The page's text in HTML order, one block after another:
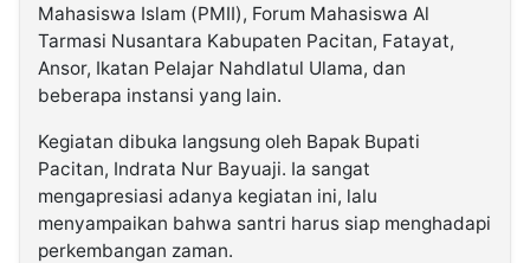
Mahasiswa Islam (PMII), Forum Mahasiswa Al
Tarmasi Nusantara Kabupaten Pacitan, Fatayat,
Ansor, Ikatan Pelajar Nahdlatul Ulama, dan
beberapa instansi yang lain.
Kegiatan dibuka langsung oleh Bapak Bupati
Pacitan, Indrata Nur Bayuaji. Ia sangat
mengapresiasi adanya kegiatan ini, lalu
menyampaikan bahwa santri harus siap menghadapi
perkembangan zaman.